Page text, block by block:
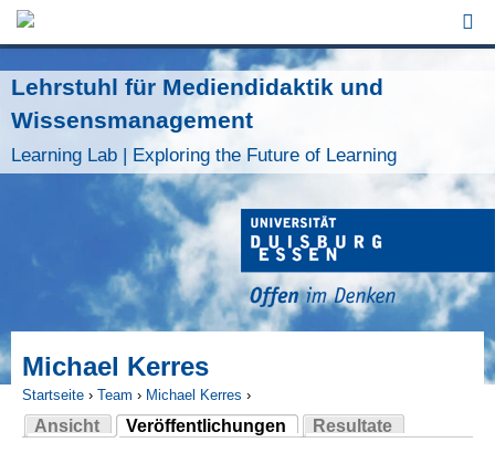
Jump to Navigation
Lehrstuhl für Mediendidaktik und
Wissensmanagement
Learning Lab | Exploring the Future of Learning
Michael Kerres
Sie sind hier
Startseite › Team › Michael Kerres ›
Ansicht
Veröffentlichungen
(aktiver Reiter)
Resultate